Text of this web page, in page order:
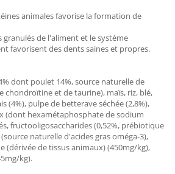
animales favorise la formation de
granulés de l'aliment et le système
favorisent des dents saines et propres.
dont poulet 14%, source naturelle de
chondroïtine et de taurine), maïs, riz, blé,
(4%), pulpe de betterave séchée (2,8%),
(dont hexamétaphosphate de sodium
fructooligosaccharides (0,52%, prébiotique
naturelle d'acides gras oméga-3),
(dérivée de tissus animaux) (450mg/kg),
kg).